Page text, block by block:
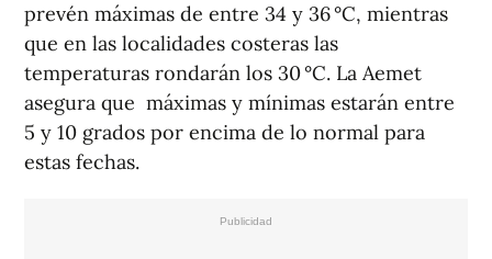
prevén máximas de entre 34 y 36 °C, mientras
que en las localidades costeras las
temperaturas rondarán los 30 °C. La Aemet
asegura que máximas y mínimas estarán entre
5 y 10 grados por encima de lo normal para
estas fechas.